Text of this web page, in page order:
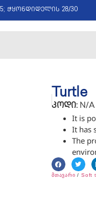
ჭყონდიდელის 28/30
Turtle
კოდი: N/A
It is
It has
The
მთავარი / Soft